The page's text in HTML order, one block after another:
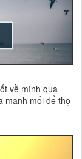
về mình qua
manh mối để thọ